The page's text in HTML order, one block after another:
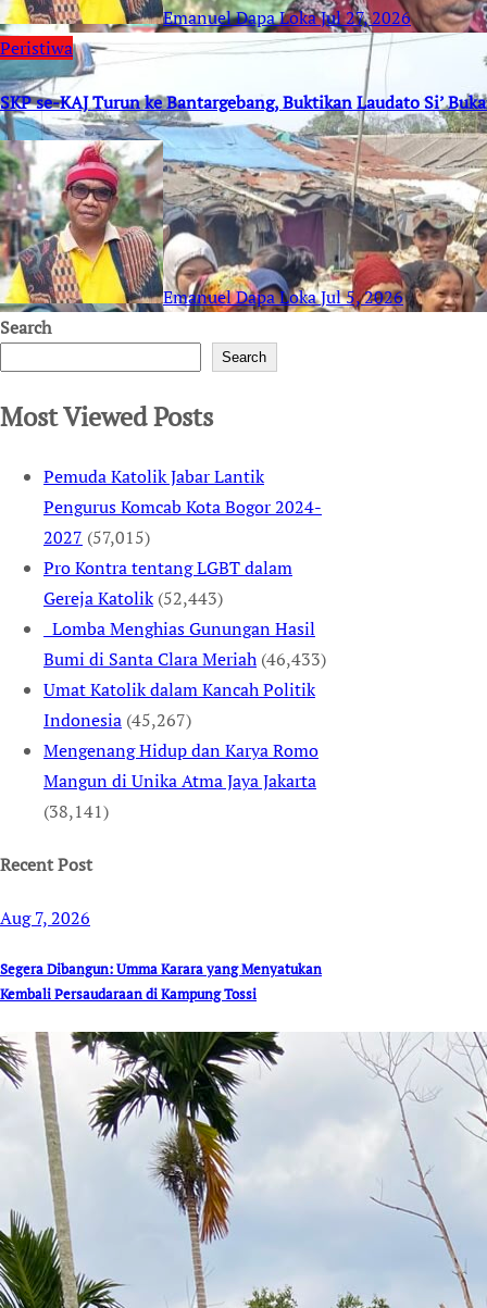
Emanuel Dapa LokaJul 27, 2026
Peristiwa
SKP se-KAJ Turun ke Bantargebang, Buktikan Laudato Si’
Emanuel Dapa LokaJul 5, 2026
Search
Search
Most Viewed Posts
Pemuda Katolik Jabar Lantik
Pengurus Komcab Kota Bogor 2024-
2027 (57,015)
Pro Kontra tentang LGBT dalam
Gereja Katolik (52,443)
Lomba Menghias Gunungan Hasil
Bumi di Santa Clara Meriah (46,433)
Umat Katolik dalam Kancah Politik
Indonesia (45,267)
Mengenang Hidup dan Karya Romo
Mangun di Unika Atma Jaya Jakarta
(38,141)
Recent Post
Aug 7, 2026
Segera Dibangun: Umma Karara yang Menyatukan
Kembali Persaudaraan di Kampung Tossi